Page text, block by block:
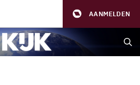
AANMELDEN